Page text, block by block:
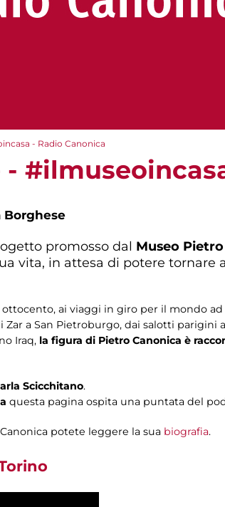
- Radio Canonica
Borghese
promosso dal Museo
vita, in attesa di potere tornare
ai viaggi in giro per il mondo
a San Pietroburgo, dai salotti parigini
Iraq, la figura di Pietro Canonica è
Scicchitano.
questa pagina ospita una puntata del
potete leggere la sua biografia.